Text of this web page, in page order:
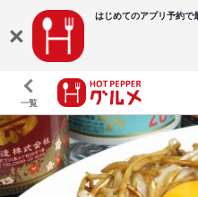
はじめてのアプリ予約で
一覧